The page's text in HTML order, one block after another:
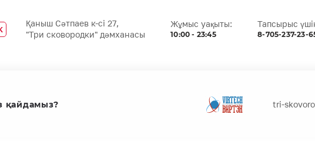
Қаныш Сәтпаев к-сі 27,
"Три сковородки" дәмханасы
Жұмыс уақыты:
10:00 - 23:45
Тапсырыс
8-705-237-23-
қайдамыз? tri-